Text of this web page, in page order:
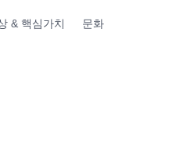
& 핵심가치 문화